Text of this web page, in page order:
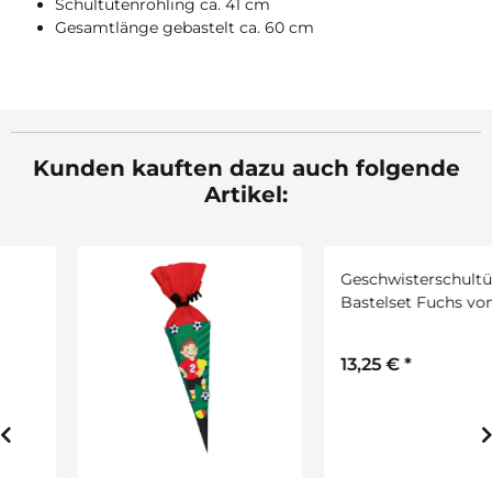
Schultütenrohling ca. 41 cm
Gesamtlänge gebastelt ca. 60 cm
Kunden kauften dazu auch folgende
Artikel: